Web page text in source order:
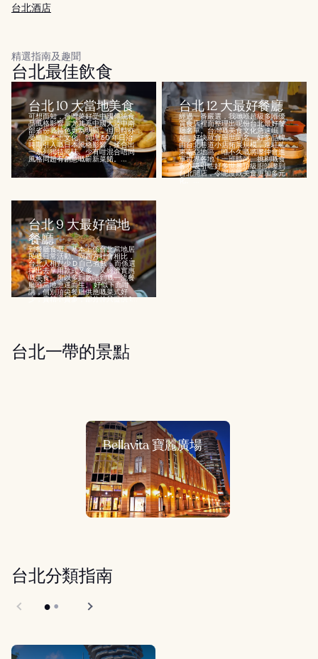
台北酒店
精選指南及趣聞
台北最佳飲食
台北 10 大當地美食
可想而知，台灣菜好受中國傳統食
品風格影響，尤其系中國大陸中南
部省份嘅特色更為明顯，但同時亦
受島上本土文化、同埋 50 年日治
時期引入嘅日本風格影響，揉合出
一系列獨特風味、少有咁混合唔同
風格同超有創意嘅嶄新菜餚。...
台北 12 大最好餐廳
經過一番嚴選，我哋喺超級多喺優
質食店裡面整理出呢份台北最好餐
廳名單。台灣嘅美食文化急速崛
起，好快就會舉世聞名。好多品牌
由台北巷道小店拓展規模，進駐咗
東南亞地區，喺不久嘅將嚟仲會進
軍世界各地！一班時尚、挑剔嘅食
客亦吸引咗好多世界頂級廚師嚟到
台北開店，令呢度既美食更加多元
化。...
台北 9 大最好當地
餐廳
到餐廳食嘢，基本上係台北當地居
民嘅日常活動。同西方社會相比，
台北人相對少 D 自己煮飯，而係選
擇出去享用款式又多、又經濟實惠
嘅美食。所以多到數唔到嘅一流餐
廳喺當地應運而生。 好似下面咁
講，個別頂尖餐廳供應嘅菜式好
少，貴精不貴多；部分仲只提供 1...
台北一帶的景點
Bellavita 寶麗廣場
台北分類指南